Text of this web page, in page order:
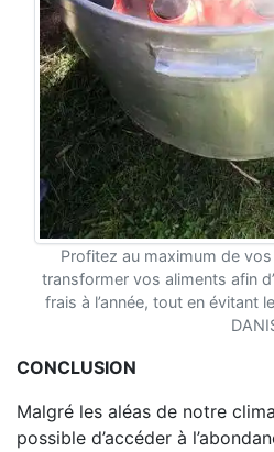
Profitez au maximum de
transformer vos aliments afin
frais à l’année, tout en évitant
CONCLUSION
Malgré les aléas de notre
possible d’accéder à